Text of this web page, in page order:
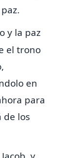
y la paz
el trono
en
para
de los